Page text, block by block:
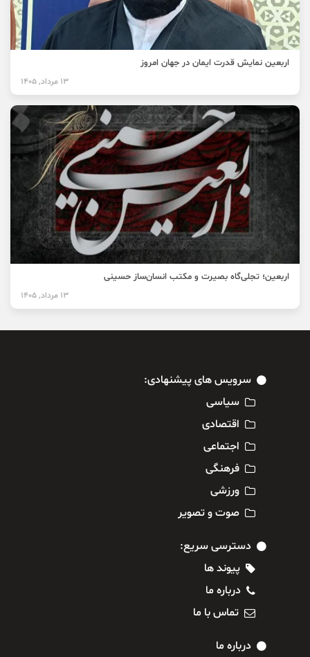
اربعین نمایش قدرت ایمان در جهان امروز
13 مرداد, 1405
اربعین؛ تجلی‌گاه بصیرت و مکتب انسان‌ساز حسینی
13 مرداد, 1405
سرویس های پیشنهادی:
سیاسی
اقتصادی
اجتماعی
فرهنگی
ورزشی
صوت و تصویر
دسترسی سریع:
پیوند ها
درباره ما
تماس با ما
درباره ما